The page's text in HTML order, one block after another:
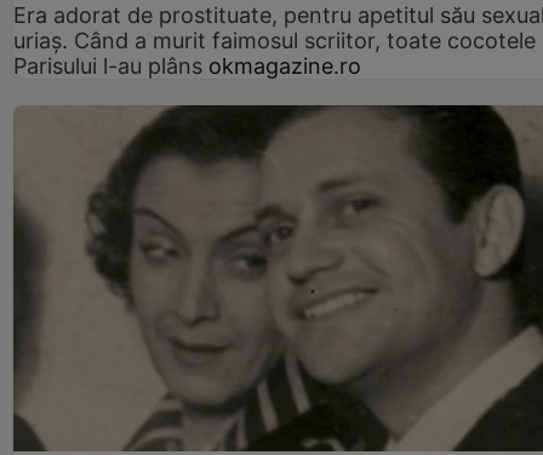
Era adorat de prostituate, pentru apetitul său
uriaș. Când a murit faimosul scriitor, toate cocotele
Parisului l-au plâns okmagazine.ro